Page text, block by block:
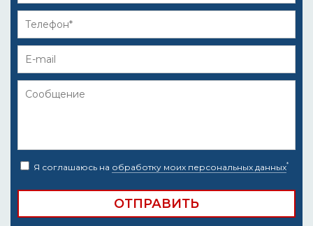
Я соглашаюсь на обработку моих персональных данных*